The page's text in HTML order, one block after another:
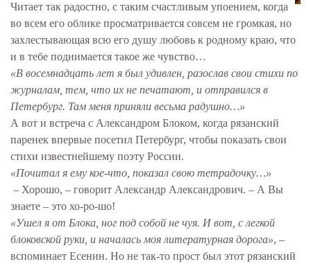
Читает так радостно, с таким счастливым упоением, когда
во всем его облике просматривается совсем не громкая, но
захлестывающая всю его душу любовь к родному краю, что
и в тебе поднимается такое же чувство…
«В восемнадцать лет я был удивлен, разослав свои стихи по
журналам, тем, что их не печатают, и отправился в
Петербург. Там меня приняли весьма радушно…»
А вот и встреча с Александром Блоком, когда рязанский
паренек впервые посетил Петербург, чтобы показать свои
стихи известнейшему поэту России.
«Почитал я ему кое-что, показал свою тетрадочку…»
– Хорошо, – говорит Александр Александрович. – А Вы
знаете – это хо-ро-шо!
«Ушел я от Блока, ног под собой не чуя. И вот, с легкой
блоковской руки, и началась моя литературная дорога», –
вспоминает Есенин. Но не так-то прост был этот рязанский